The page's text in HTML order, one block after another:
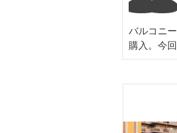
バルコニ
購入。今